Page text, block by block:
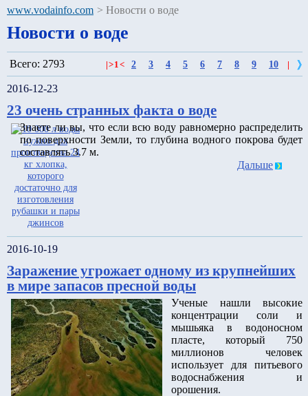
www.vodainfo.com > Новости о воде
Новости о воде
Всего: 2793 >1< 2 3 4 5 6 7 8 9 10
2016-12-23
23 очень странных факта о воде
Знаете ли вы, что если всю воду равномерно распределить
по поверхности Земли, то глубина водного покрова будет
составлять 3.7 м.
Дальше
2016-10-19
Заражение угрожает одному из крупнейших
в мире запасов пресной воды
Ученые нашли высокие
концентрации соли и
мышьяка в водоносном
пласте, который 750
миллионов человек
использует для питьевого
водоснабжения и
орошения.